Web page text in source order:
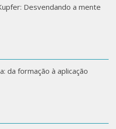
Desvendando a mente
da formação à aplicação